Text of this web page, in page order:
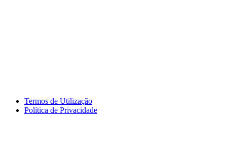
Termos de Utilização
Política de Privacidade